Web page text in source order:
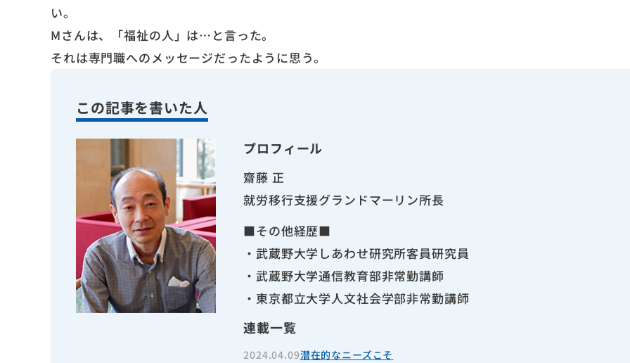
い。
Mさんは、「福祉の人」は…と言った。
それは専門職へのメッセージだったように思う。
この記事を書いた人
プロフィール
齋藤 正
就労移行支援グランドマーリン所長
■その他経歴■
・武蔵野大学しあわせ研究所客員研究員
・武蔵野大学通信教育部非常勤講師
・東京都立大学人文社会学部非常勤講師
連載一覧
2024.04.09潜在的なニーズこそ